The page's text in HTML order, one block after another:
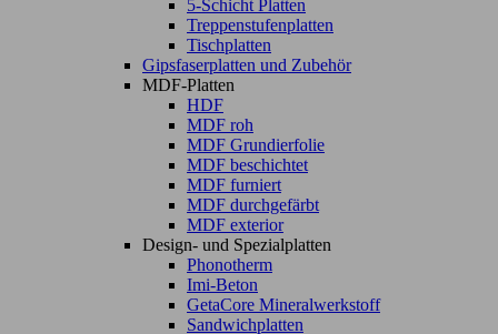
5-Schicht Platten
Treppenstufenplatten
Tischplatten
Gipsfaserplatten und Zubehör
MDF-Platten
HDF
MDF roh
MDF Grundierfolie
MDF beschichtet
MDF furniert
MDF durchgefärbt
MDF exterior
Design- und Spezialplatten
Phonotherm
Imi-Beton
GetaCore Mineralwerkstoff
Sandwichplatten